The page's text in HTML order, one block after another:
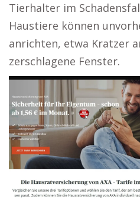
Tierhalter im
Haustiere können
anrichten, etwa Kratzer
zerschlagene Fenster.